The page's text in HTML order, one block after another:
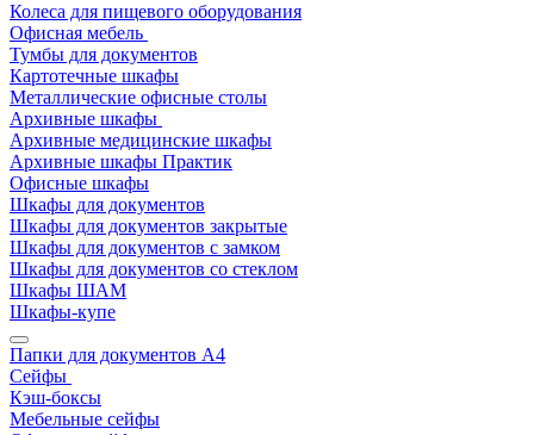
Колеса для пищевого оборудования
Офисная мебель
Тумбы для документов
Картотечные шкафы
Металлические офисные столы
Архивные шкафы
Архивные медицинские шкафы
Архивные шкафы Практик
Офисные шкафы
Шкафы для документов
Шкафы для документов закрытые
Шкафы для документов с замком
Шкафы для документов со стеклом
Шкафы ШАМ
Шкафы-купе
Папки для документов A4
Сейфы
Кэш-боксы
Мебельные сейфы